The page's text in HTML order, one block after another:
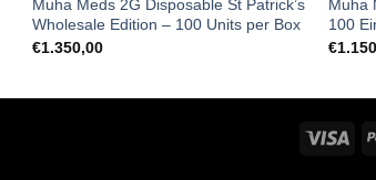
Muha Meds 2G Disposable St Patrick’s
Wholesale Edition – 100 Units per Box
€1.350,00
Muha
100
€